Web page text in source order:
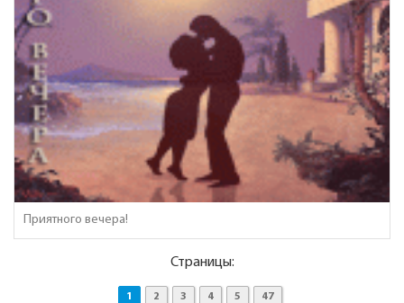
Приятного вечера!
Страницы:
1 2 3 4 5 47